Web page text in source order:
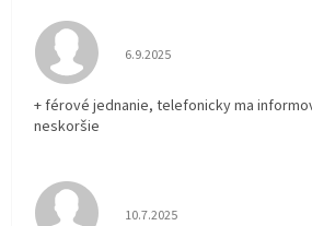
Hodnotenie obchodu je 5 z 5
6.9.2025
+ férové jednanie, telefonicky ma
neskoršie
Hodnotenie obchodu je 5 z 5
10.7.2025